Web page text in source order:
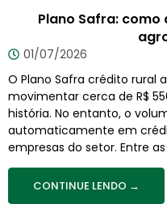
Plano Safra:
01/07/2026
O Plano Safra crédito rural
movimentar cerca de R$
história. No entanto, o
automaticamente em
empresas do setor. Entre
CONTINUE LENDO →